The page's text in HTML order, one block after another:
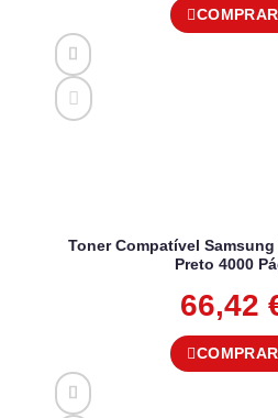
COMPRAR
Toner Compatível Samsung
Preto 4000
66,42
COMPRAR